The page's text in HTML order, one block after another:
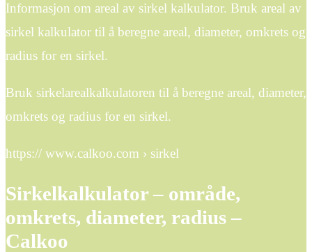
Informasjon om areal av sirkel kalkulator. Bruk areal av
sirkel kalkulator til å beregne areal, diameter, omkrets og
radius for en sirkel.
Bruk sirkelarealkalkulatoren til å beregne areal, diameter,
omkrets og radius for en sirkel.
https:// www.calkoo.com › sirkel
Sirkelkalkulator – område,
omkrets, diameter, radius –
Calkoo